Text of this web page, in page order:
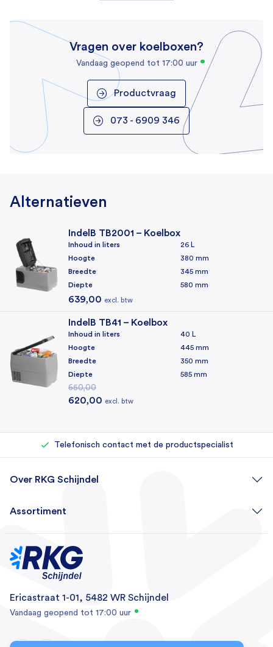
Aansluitspanning
12/24 Volt
Energieverbruik
Eigenschappen
Deksel/deur vergrendeling
Koeling
Compressor
Koelmiddel
R134a
Algemeen
Garantie
2 jaar
Voertuigtype
Vragen over koelboxen?
Vandaag geopend tot 17:00 uur
Productvraag
073 - 6909 346
Alternatieven
IndelB TB2001 – Koelbox
Inhoud in liters
26 L
Hoogte
380 mm
Breedte
345 mm
Diepte
580 mm
639,00 excl. btw
IndelB TB41 – Koelbox
Inhoud in liters
40 L
Hoogte
445 mm
Breedte
350 mm
Diepte
585 mm
650,00
Oorspronkelijke prijs was: 650,00.
620,00 excl. btw
Eigen reparatieafdeling (500+ reparaties per jaar)
Telefonisch contact met de productspecialist
Ericastraat 1-01, 5482 WR Schijndel
Vandaag geopend tot 17:00 uur
Over RKG Schijndel
Assortiment